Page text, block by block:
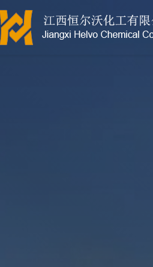
江西恒尔沃-鲍尔环-活性氧化